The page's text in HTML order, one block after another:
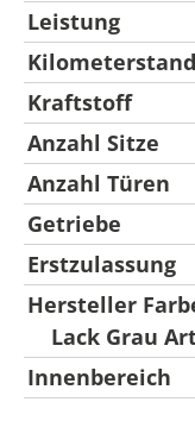
Leistung
Kilometerstand
Kraftstoff
Anzahl Sitze
Anzahl Türen
Getriebe
Erstzulassung
Hersteller
Lack Grau
Innenbereich